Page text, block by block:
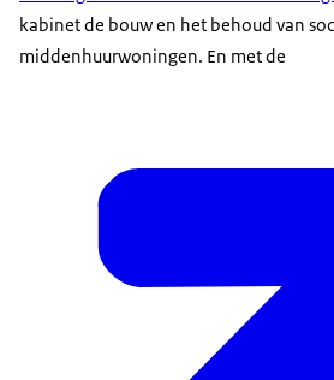
kabinet de bouw en het behoud van
middenhuurwoningen. En met de